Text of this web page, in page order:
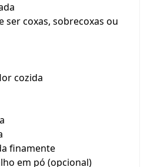
ser coxas, sobrecoxas ou
cozida
finamente
em pó (opcional)